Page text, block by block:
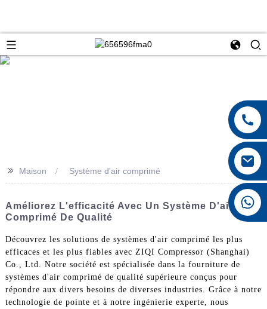
>> Maison Système d'air comprimé
Améliorez L'efficacité Avec Un Système D'air
Comprimé De Qualité
Découvrez les solutions de systèmes d'air comprimé les plus
efficaces et les plus fiables avec ZIQI Compressor (Shanghai)
Co., Ltd. Notre société est spécialisée dans la fourniture de
systèmes d'air comprimé de qualité supérieure conçus pour
répondre aux divers besoins de diverses industries. Grâce à notre
technologie de pointe et à notre ingénierie experte, nous